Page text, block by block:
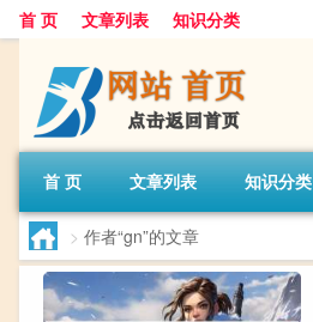
首 页 文章列表 知识分类
首 页 文章列表 知识分类
> 作者“gn”的文章